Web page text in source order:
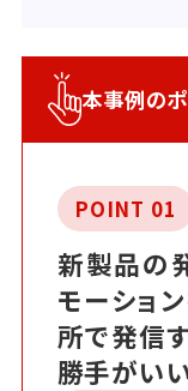
本事例の
POINT 01
新製品の
モーショ
所で発信
勝手がい